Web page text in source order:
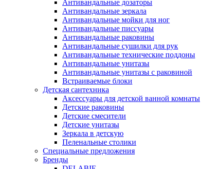
Антивандальные дозаторы
Антивандальные зеркала
Антивандальные мойки для ног
Антивандальные писсуары
Антивандальные раковины
Антивандальные сушилки для рук
Антивандальные технические поддоны
Антивандальные унитазы
Антивандальные унитазы с раковиной
Встраиваемые блоки
Детская сантехника
Аксессуары для детской ванной комнаты
Детские раковины
Детские смесители
Детские унитазы
Зеркала в детскую
Пеленальные столики
Специальные предложения
Бренды